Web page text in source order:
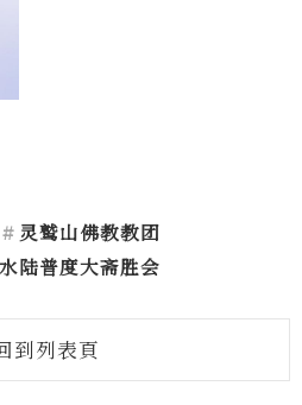
灵鹫山佛教教团
陆普度大斋胜会
到列表頁